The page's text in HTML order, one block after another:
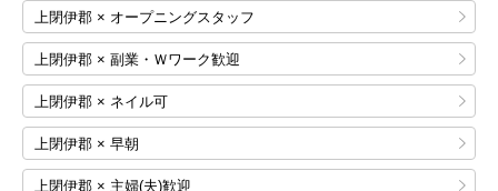
上閉伊郡 × オープニングスタッフ
上閉伊郡 × 副業・Ｗワーク歓迎
上閉伊郡 × ネイル可
上閉伊郡 × 早朝
上閉伊郡 × 主婦(夫)歓迎